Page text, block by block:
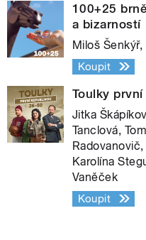
100+25
a bizarností
Miloš
Koupit
Toulky
Jitka
Tanclová,
Karolína
Vaněček
Koupit